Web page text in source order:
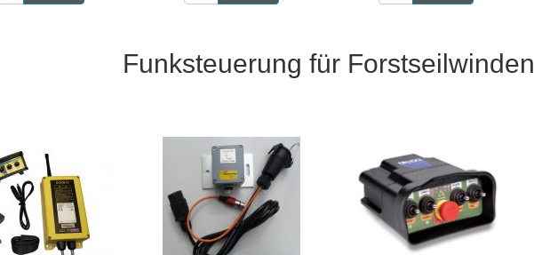
Funksteuerung für Forstseilwinden